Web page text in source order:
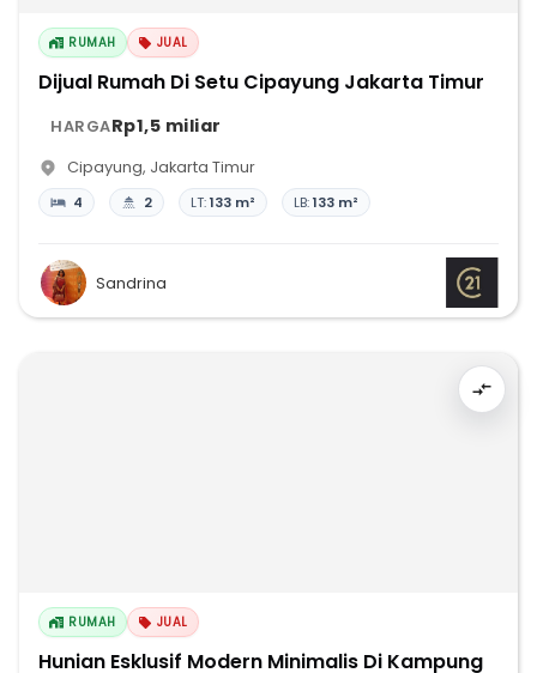
RUMAH JUAL
Dijual Rumah Di Setu Cipayung Jakarta Timur
HARGARp1,5 miliar
Cipayung, Jakarta Timur
4 2 LT:133 m² LB:133 m²
Sandrina
RUMAH JUAL
Hunian Esklusif Modern Minimalis Di Kampung